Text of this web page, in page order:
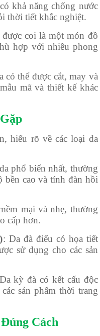
khả năng chống nước
thời tiết khắc nghiệt.
coi là một món đồ
hợp với nhiều phong
có thể được cắt, may và
mã và thiết kế khác
hiểu rõ về các loại da
phổ biến nhất, thường
bền cao và tính đàn hồi
mại và nhẹ, thường
cấp hơn.
: Da đà điểu có họa tiết
sử dụng cho các sản
kỳ đà có kết cấu độc
sản phẩm thời trang
Cách